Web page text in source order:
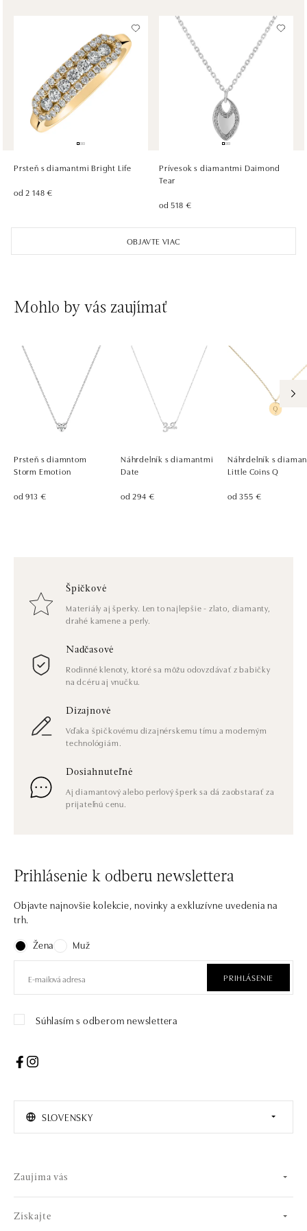
ALOve OC Olympia, Brno
U Dálnice 777, 664 42 Brno
tel.: +420604389337
dnes otvorené od 09:00
ALOve Westfield Černý most, Praha 9
Chlumecká 765/6, 198 19 Praha 9
dnes otvorené od 09:00
Roztylská 2321/19, 148 00 Praha 4 - Chodov
dnes otvorené od 09:00
OBJAVTE VIAC
Prsteň s diamantmi Bright Life
od 2 148 €
Prívesok s diamantmi Daimond
Tear
od 518 €
Mohlo by vás zaujímať
Prsteň s diamntom
Storm Emotion
od 913 €
Náhrdelník s diamantmi
Date
od 294 €
Náhrdelník s
Little Coins Q
od 355 €
Špičkové
Materiály aj šperky. Len to najlepšie - zlato, diamanty,
drahé kamene a perly.
Nadčasové
Rodinné klenoty, ktoré sa môžu odovzdávať z babičky
na dcéru aj vnučku.
Dizajnové
Vďaka špičkovému dizajnérskemu tímu a moderným
technológiám.
Dosiahnuteľné
Aj diamantový alebo perlový šperk sa dá zaobstarať za
prijateľnú cenu.
Prihlásenie k odberu newslettera
Objavte najnovšie kolekcie, novinky a exkluzívne uvedenia na
trh.
Žena
Muž
PRIHLÁSENIE
Súhlasím s odberom newslettera
SLOVENSKY
Zaujíma vás
Získajte